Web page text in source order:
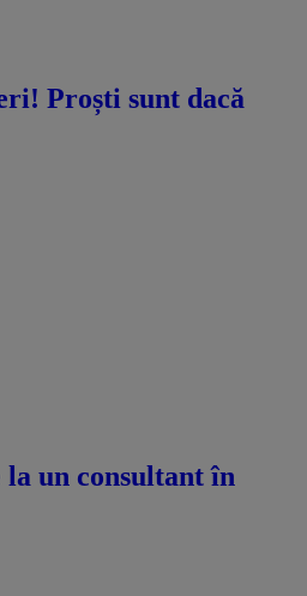
Proști sunt dacă
un consultant în